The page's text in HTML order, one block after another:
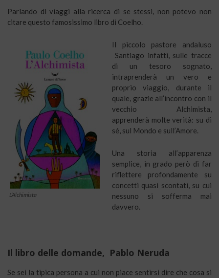
Parlando di viaggi alla ricerca di se stessi, non potevo non
citare questo famosissimo libro di Coelho.
L’Alchimista
Il piccolo pastore andaluso
Santiago infatti, sulle tracce
di un tesoro sognato,
intraprenderà un vero e
proprio viaggio, durante il
quale, grazie all’incontro con il
vecchio Alchimista,
apprenderà molte verità: su di
sé, sul Mondo e sull’Amore.
Una storia all’apparenza
semplice, in grado però di far
riflettere profondamente su
concetti quasi scontati, su cui
nessuno si sofferma mai
davvero.
Il libro delle domande, Pablo Neruda
Se sei la tipica persona a cui non piace sentirsi dire che cosa si